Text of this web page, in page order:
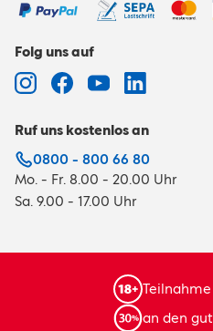
Folg uns auf
Ruf uns kostenlos an
0800 - 800 66 80
Mo. - Fr. 8.00 - 20.00 Uhr
Sa. 9.00 - 17.00 Uhr
Teilnahme
an den